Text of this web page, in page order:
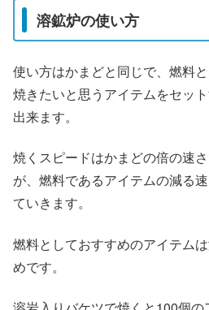
溶鉱炉の使い方
使い方はかまどと同じで、燃料
焼きたいと思うアイテムをセッ
出来ます。
焼くスピードはかまどの倍の速
が、燃料であるアイテムの減る
ていきます。
燃料としておすすめのアイテム
めです。